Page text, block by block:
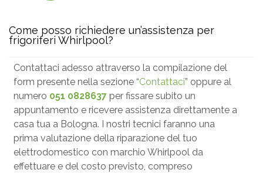
Come posso richiedere un’assistenza per
frigoriferi Whirlpool?
Contattaci adesso attraverso la compilazione del
form presente nella sezione “Contattaci” oppure al
numero 051 0828637 per fissare subito un
appuntamento e ricevere assistenza direttamente a
casa tua a Bologna. I nostri tecnici faranno una
prima valutazione della riparazione del tuo
elettrodomestico con marchio Whirlpool da
effettuare e del costo previsto, compreso